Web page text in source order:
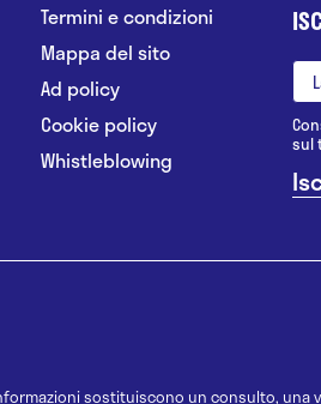
Termini e condizioni
Mappa del sito
Ad policy
Cookie policy
Whistleblowing
sul
sostituiscono un consulto, una